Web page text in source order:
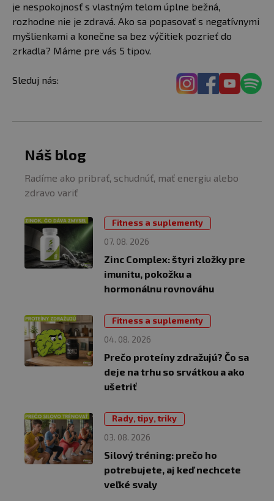
je nespokojnosť s vlastným telom úplne bežná,
rozhodne nie je zdravá. Ako sa popasovať s negatívnymi
myšlienkami a konečne sa bez výčitiek pozrieť do
zrkadla? Máme pre vás 5 tipov.
Sleduj nás:
Náš blog
Radíme ako pribrať, schudnúť, mať energiu alebo
zdravo variť
07. 08. 2026
Fitness a suplementy
Zinc Complex: štyri zložky pre
imunitu, pokožku a
hormonálnu rovnováhu
04. 08. 2026
Fitness a suplementy
Prečo proteíny zdražujú? Čo sa
deje na trhu so srvátkou a ako
ušetriť
03. 08. 2026
Rady, tipy, triky
Silový tréning: prečo ho
potrebujete, aj keď nechcete
veľké svaly